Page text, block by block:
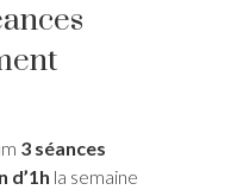
3 séances
d’1h la semaine